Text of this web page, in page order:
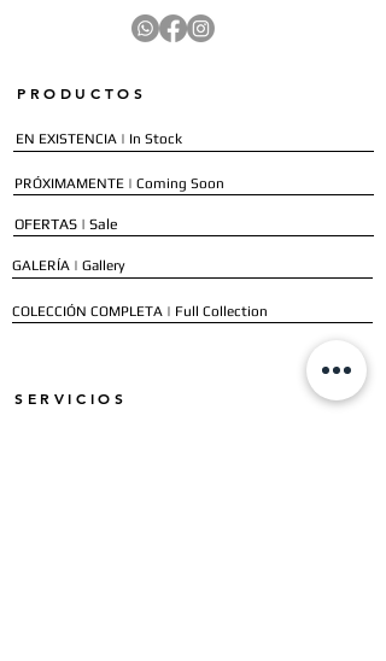
PRODUCTOS
EN EXISTENCIA | In Stock
PRÓXIMAMENTE | Coming Soon
OFERTAS | Sale
GALERÍA | Gallery
COLECCIÓN COMPLETA | Full Collection
SERVICIOS